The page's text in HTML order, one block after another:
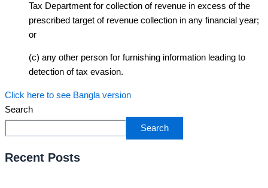
Tax Department for collection of revenue in excess of the
prescribed target of revenue collection in any financial year;
or
(c) any other person for furnishing information leading to
detection of tax evasion.
Click here to see Bangla version
Search
Search
Recent Posts